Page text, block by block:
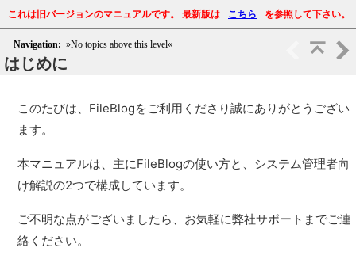
これは旧バージョンのマニュアルです。 最新版は こちら を参照して下さい。